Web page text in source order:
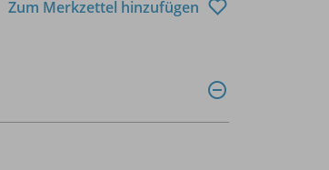
Zum Merkzettel hinzufügen